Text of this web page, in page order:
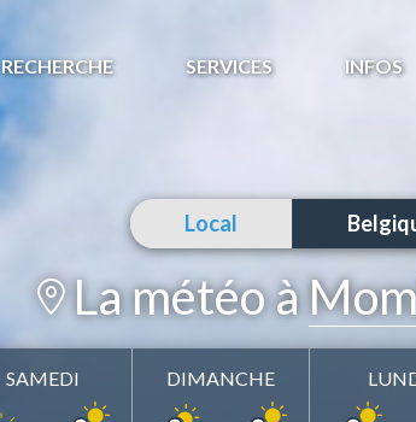
RECHERCHE SERVICES INFOS
Local
La météo à
SAMEDI DIMANCHE